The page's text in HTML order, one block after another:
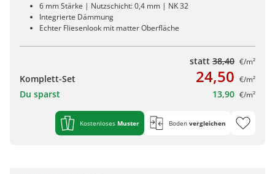
6 mm Stärke | Nutzschicht: 0,4 mm | NK 32
Integrierte Dämmung
Echter Fliesenlook mit matter Oberfläche
statt 38,40 €/m²
Komplett-Set 24,50 €/m²
Du sparst 13,90 €/m²
Kostenloses Muster Boden vergleichen